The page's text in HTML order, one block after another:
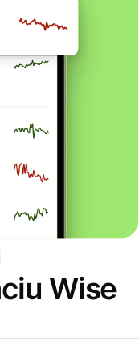
Wise